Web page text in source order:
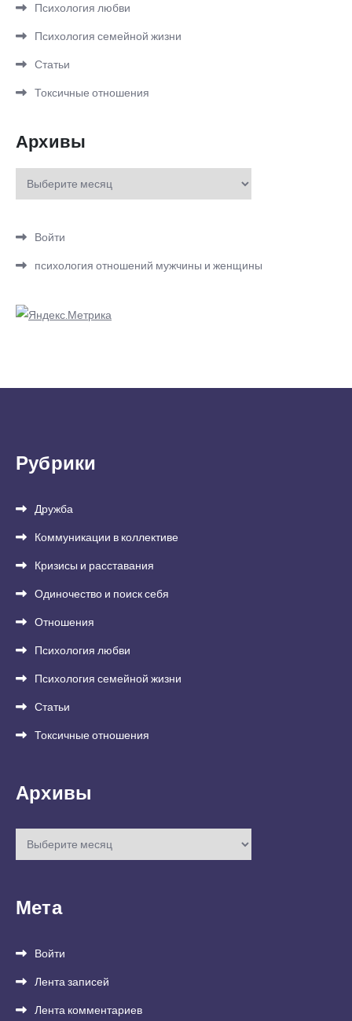
Психология любви
Психология семейной жизни
Статьи
Токсичные отношения
Архивы
Архивы
Войти
психология отношений мужчины и женщины
Рубрики
Дружба
Коммуникации в коллективе
Кризисы и расставания
Одиночество и поиск себя
Отношения
Психология любви
Психология семейной жизни
Статьи
Токсичные отношения
Архивы
Архивы
Мета
Войти
Лента записей
Лента комментариев